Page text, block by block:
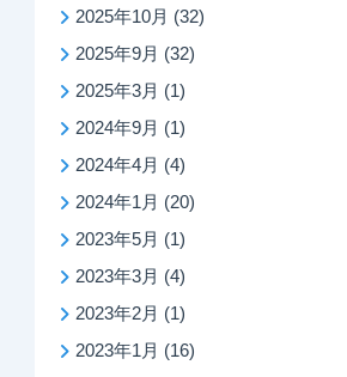
2025年10月 (32)
2025年9月 (32)
2025年3月 (1)
2024年9月 (1)
2024年4月 (4)
2024年1月 (20)
2023年5月 (1)
2023年3月 (4)
2023年2月 (1)
2023年1月 (16)